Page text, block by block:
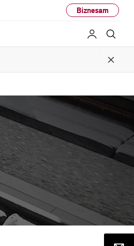
Biznesam
Mans LG
Close